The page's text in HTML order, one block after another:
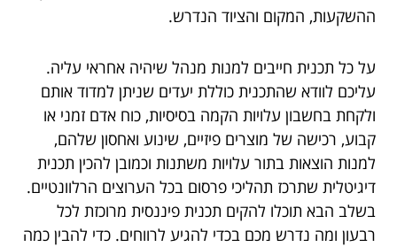
ההשקעות, המקום והציוד הנדרש.
על כל תכנית חייבים למנות מנהל שיהיה אחראי עליה.
עליכם לוודא שהתכנית כוללת יעדים שניתן למדוד אותם
ולקחת בחשבון עלויות הקמה בסיסיות, כוח אדם זמני או
קבוע, רכישה של מוצרים פיזיים, שינוע ואחסון שלהם,
למנות הוצאות בתור עלויות משתנות וכמובן להכין תכנית
דיגיטלית שתרכז תהליכי פרסום בכל הערוצים הרלוונטיים.
בשלב הבא תוכלו להקים תכנית פיננסית מרוכזת לכל
רבעון ומה נדרש מכם בכדי להגיע לרווחים. כדי להבין כמה